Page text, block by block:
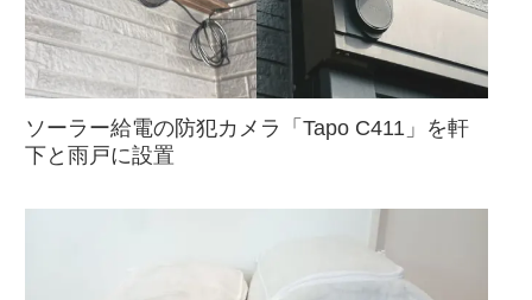
ソーラー給電の防犯カメラ「Tapo C411」を軒
下と雨戸に設置